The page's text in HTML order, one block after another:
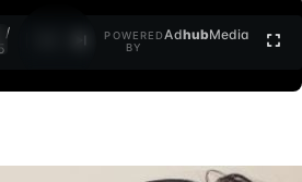
/
POWERED
BY
AdhubMedia